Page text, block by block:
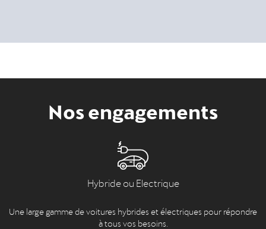
Nos engagements
Hybride ou Electrique
Une large gamme de voitures hybrides et électriques pour répondre
à tous vos besoins.